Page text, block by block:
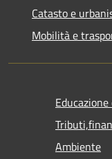
Catasto e
Mobilità e
Ambiente